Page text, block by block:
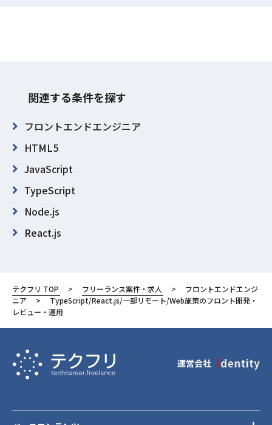
関連する条件を探す
フロントエンドエンジニア
HTML5
JavaScript
TypeScript
Node.js
React.js
東京都
渋谷区
テクフリ TOP フリーランス案件・求人
フロントエンドエンジ
ニア
TypeScript/React.js/一部リモート/Web施策のフロント開発・
レビュー・運用
運営会社